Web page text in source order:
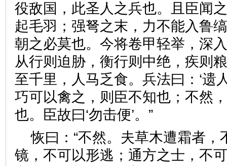
役敌国，此圣人之兵也。且臣闻
起毛羽；强弩之末，力不能入鲁
朝之必莫也。今将卷甲轻举，深
从行则迫胁，衡行则中绝，疾则
至千里，人马乏食。兵法曰：‘遗
巧可以禽之，则臣不知也；不然
也。臣故曰‘勿击便’。”
恢曰：“不然。夫草木遭霜者，
镜，不可以形逃；通方之士，不